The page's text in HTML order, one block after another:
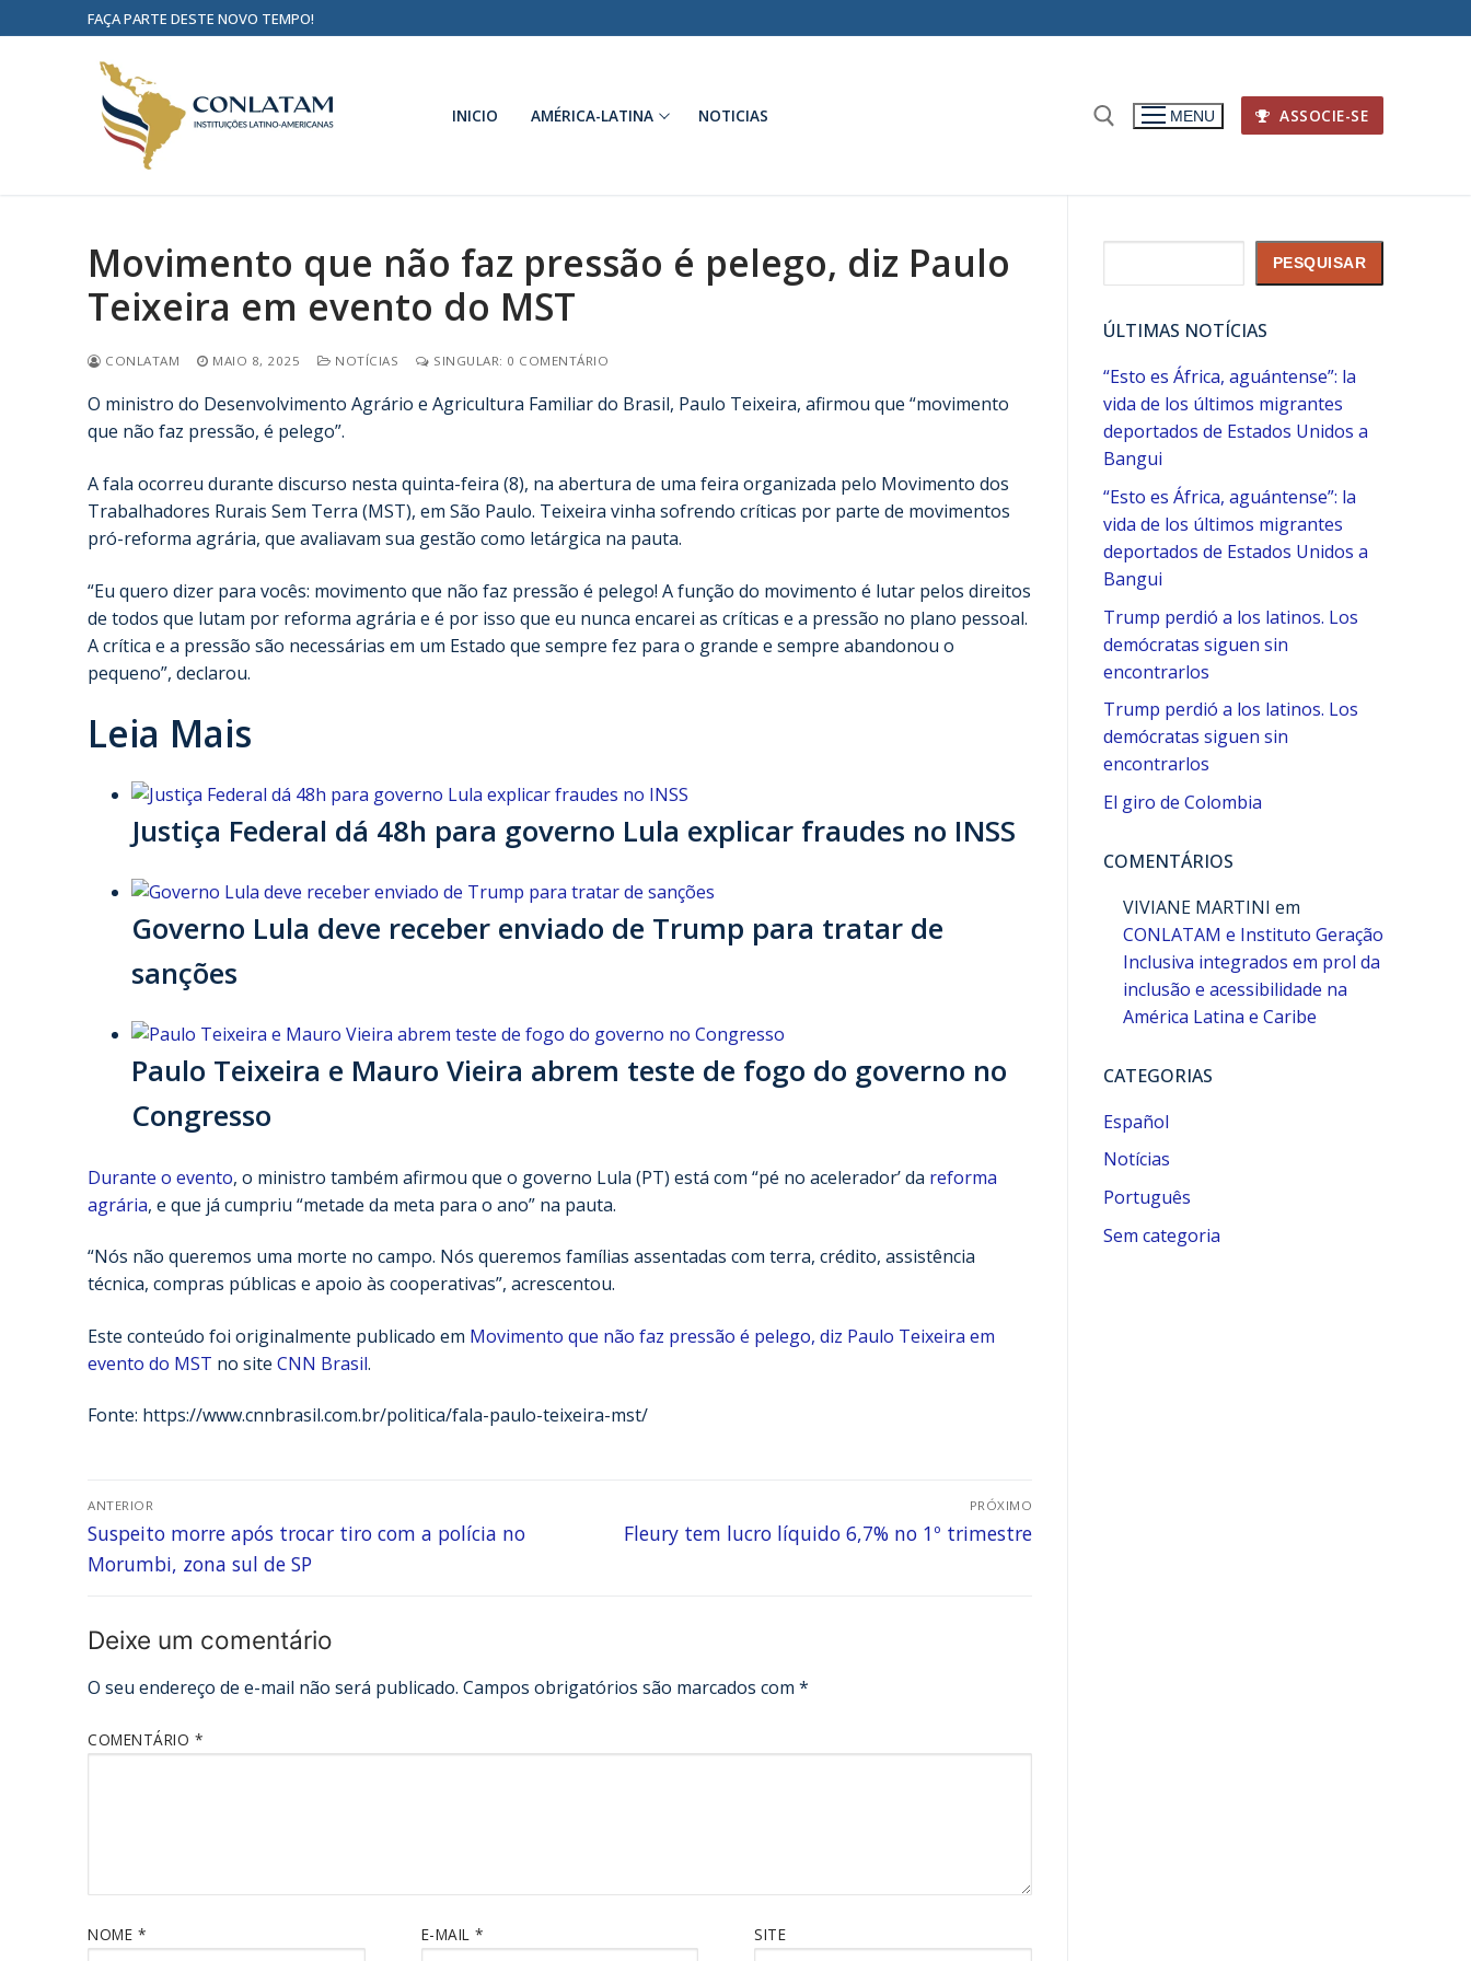
FAÇA PARTE DESTE NOVO TEMPO!
INICIO AMÉRICA-LATINA NOTICIAS MENU ASSOCIE-SE
Movimento que não faz pressão é pelego, diz Paulo
Teixeira em evento do MST
CONLATAM MAIO 8, 2025 NOTÍCIAS SINGULAR: 0 COMENTÁRIO
O ministro do Desenvolvimento Agrário e Agricultura Familiar do Brasil, Paulo Teixeira, afirmou que “movimento
que não faz pressão, é pelego”.
A fala ocorreu durante discurso nesta quinta-feira (8), na abertura de uma feira organizada pelo Movimento dos
Trabalhadores Rurais Sem Terra (MST), em São Paulo. Teixeira vinha sofrendo críticas por parte de movimentos
pró-reforma agrária, que avaliavam sua gestão como letárgica na pauta.
“Eu quero dizer para vocês: movimento que não faz pressão é pelego! A função do movimento é lutar pelos direitos
de todos que lutam por reforma agrária e é por isso que eu nunca encarei as críticas e a pressão no plano pessoal.
A crítica e a pressão são necessárias em um Estado que sempre fez para o grande e sempre abandonou o
pequeno”, declarou.
Leia Mais
Justiça Federal dá 48h para governo Lula explicar fraudes no INSS
Governo Lula deve receber enviado de Trump para tratar de
sanções
Paulo Teixeira e Mauro Vieira abrem teste de fogo do governo no
Congresso
Durante o evento, o ministro também afirmou que o governo Lula (PT) está com “pé no acelerador’ da reforma
agrária, e que já cumpriu “metade da meta para o ano” na pauta.
“Nós não queremos uma morte no campo. Nós queremos famílias assentadas com terra, crédito, assistência
técnica, compras públicas e apoio às cooperativas”, acrescentou.
Este conteúdo foi originalmente publicado em Movimento que não faz pressão é pelego, diz Paulo Teixeira em
evento do MST no site CNN Brasil.
Fonte: https://www.cnnbrasil.com.br/politica/fala-paulo-teixeira-mst/
ANTERIOR
Suspeito morre após trocar tiro com a polícia no
Morumbi, zona sul de SP
PRÓXIMO
Fleury tem lucro líquido 6,7% no 1º trimestre
Deixe um comentário
O seu endereço de e-mail não será publicado. Campos obrigatórios são marcados com *
COMENTÁRIO *
NOME * E-MAIL* SITE
PESQUISAR
ÚLTIMAS NOTÍCIAS
“Esto es África, aguántense”: la
vida de los últimos migrantes
deportados de Estados Unidos a
Bangui
“Esto es África, aguántense”: la
vida de los últimos migrantes
deportados de Estados Unidos a
Bangui
Trump perdió a los latinos. Los
demócratas siguen sin
encontrarlos
Trump perdió a los latinos. Los
demócratas siguen sin
encontrarlos
El giro de Colombia
COMENTÁRIOS
VIVIANE MARTINI em
CONLATAM e Instituto Geração
Inclusiva integrados em prol da
inclusão e acessibilidade na
América Latina e Caribe
CATEGORIAS
Español
Notícias
Português
Sem categoria